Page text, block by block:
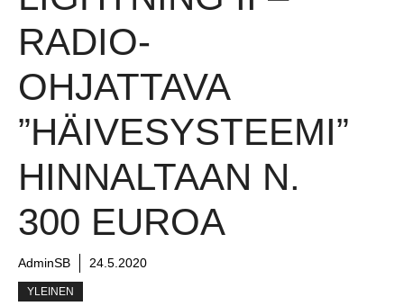
RADIO-
OHJATTAVA
”HÄIVESYSTEEMI”
HINNALTAAN N.
300 EUROA
AdminSB 24.5.2020
YLEINEN